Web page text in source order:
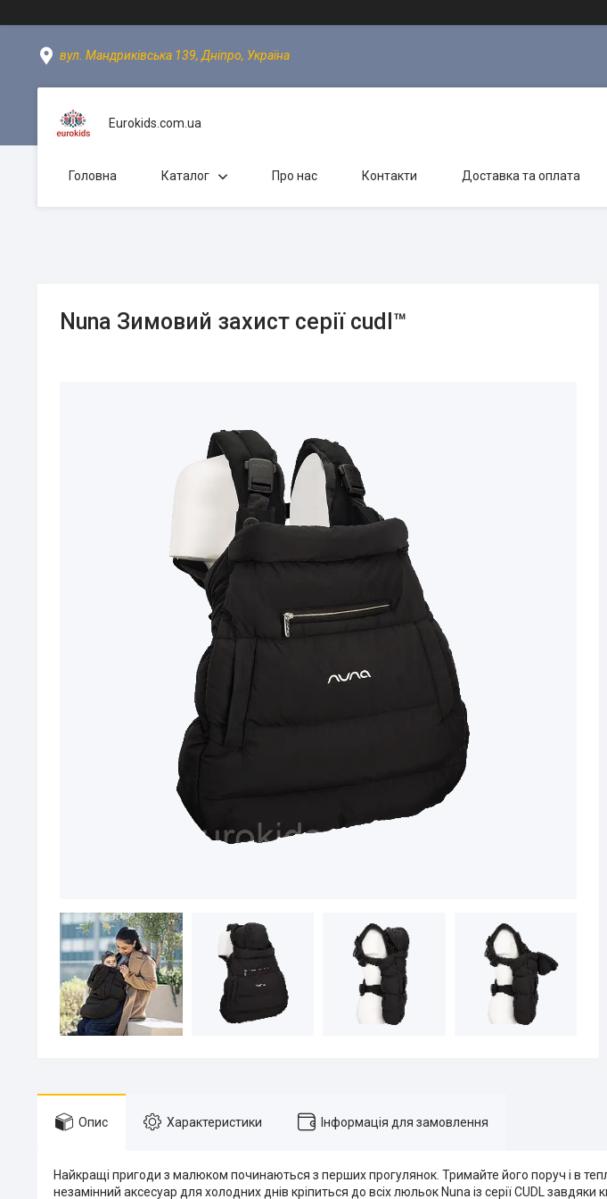
вул. Мандриківська 139, Дніпро, Україна
Eurokids.com.ua
Головна Каталог Про нас Контакти Доставка та оплата
Nuna Зимовий захист серії cudl™
Опис Характеристики Інформація для замовлення
Найкращі пригоди з малюком починаються з перших прогулянок. Тримайте його поруч і в
незамінний аксесуар для холодних днів кріпиться до всіх люльок Nuna із серії CUDL